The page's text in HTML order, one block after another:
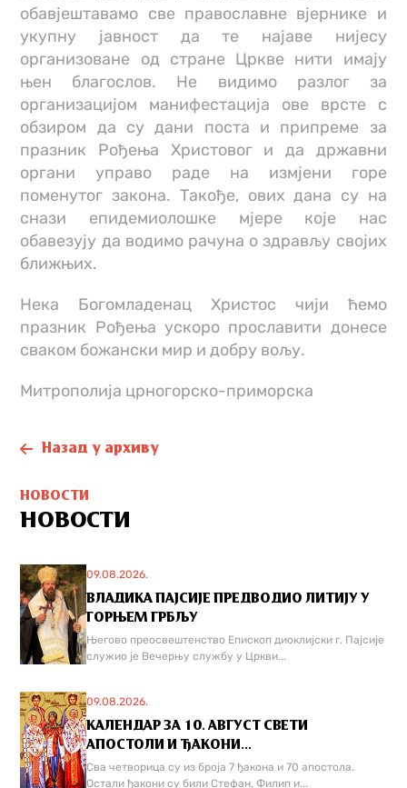
обавјештавамо све православне вјернике и
укупну јавност да те најаве нијесу
организоване од стране Цркве нити имају
њен благослов. Не видимо разлог за
организацијом манифестација ове врсте с
обзиром да су дани поста и припреме за
празник Рођења Христовог и да државни
органи управо раде на измјени горе
поменутог закона. Такође, ових дана су на
снази епидемиолошке мјере које нас
обавезују да водимо рачуна о здрављу својих
ближњих.
Нека Богомладенац Христос чији ћемо
празник Рођења ускоро прославити донесе
сваком божански мир и добру вољу.
Митрополија црногорско-приморска
Назад у архиву
НОВОСТИ
НОВОСТИ
09.08.2026.
ВЛАДИКА ПАЈСИЈЕ ПРЕДВОДИО ЛИТИЈУ У
ГОРЊЕМ ГРБЉУ
Његово преосвештенство Епископ диоклијски г. Пајсије
служио је Вечерњу службу у Цркви...
09.08.2026.
КАЛЕНДАР ЗА 10. АВГУСТ СВЕТИ
АПОСТОЛИ И ЂАКОНИ...
Сва четворица су из броја 7 ђакона и 70 апостола.
Остали ђакони су били Стефан, Филип и...